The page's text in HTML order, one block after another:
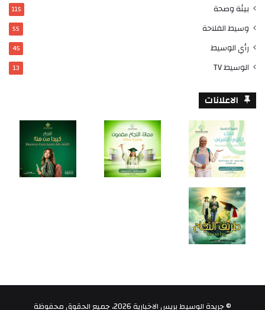
بيئة وصحة 115
وسيط الفلاحة 55
رأي الوسيط 45
الوسيط TV 13
الاعلانات
© جريدة الوسيط بريس الاخبارية 2026، جميع الحقوق محفوظة